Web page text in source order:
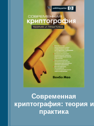
Современная
криптография: теория и
практика